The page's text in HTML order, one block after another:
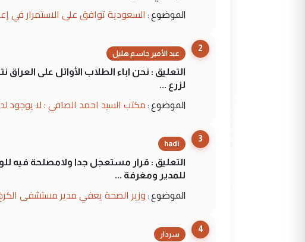
الموضوع : السعودية توافق على الاستمرار في إعطاء 100 منحة دراسية للطلبة العراقيين في
2
عبد الأمير جاسم هليل
التعليق : نحن اباء الطلاب الأوائل على
لزرع ...
الموضوع : مكتب السيد احمد الصافي : لا يوجود
3
hadi
التعليق : قرار مستعجل جدا ولامصلحة فيه
للمدير ومغرفة ...
الموضوع : وزير الصحة يعفي مدير مستشفى
4
سردار